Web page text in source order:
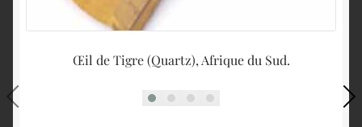
Œil de Tigre (Quartz), Afrique du Sud.